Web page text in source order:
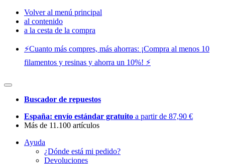
Volver al menú principal
al contenido
a la cesta de la compra
⚡️Cuanto más compres, más ahorras: ¡Compra al menos 10
filamentos y resinas y ahorra un 10%! ⚡️
Buscador de repuestos
España: envío estándar gratuito a partir de 87,90 €
Más de 11.100 artículos
Ayuda
¿Dónde está mi pedido?
Devoluciones